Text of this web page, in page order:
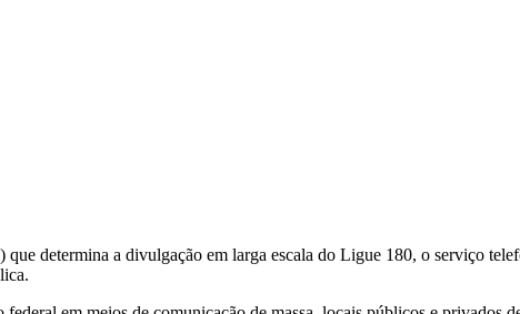
determina a divulgação em larga escala do Ligue 180, o serviço